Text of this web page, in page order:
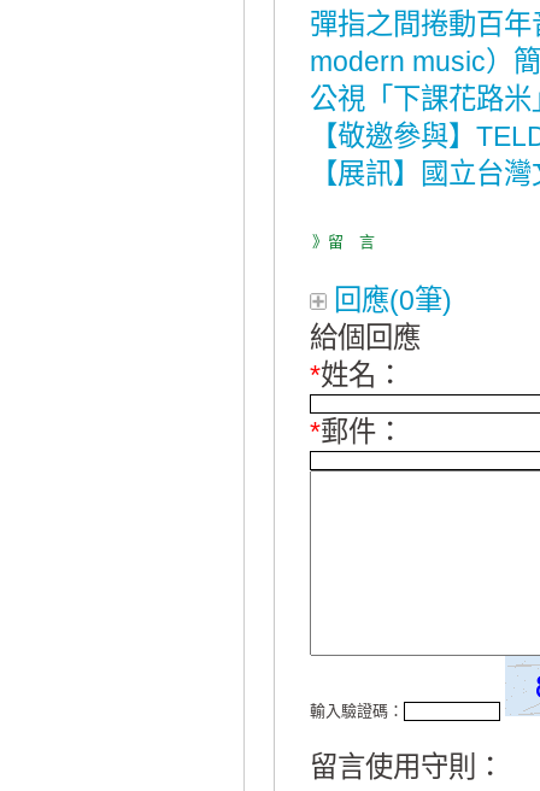
彈指之間捲動百
modern music）
公視「下課花路
【敬邀參與】
【展訊】國立台
》留 言
回應(0筆)
給個回應
*姓名：
*郵件：
輸入驗證碼：
留言使用守則：